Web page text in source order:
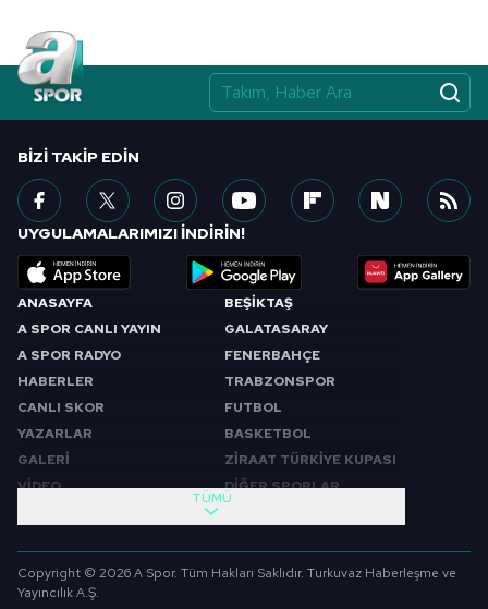
ANASAYFA
A SPOR CANLI YAYIN
A SPOR RADYO
HABERLER
CANLI SKOR
YAZARLAR
GALERİ
VİDEO
BEŞİKTAŞ
GALATASARAY
FENERBAHÇE
TRABZONSPOR
FUTBOL
BASKETBOL
ZİRAAT TÜRKİYE KUPASI
DİĞER SPORLAR
SABAH SPORU
SPOR GÜNDEMİ
FUTBOL
TÜMÜ
BIZI TAKIP EDIN
UYGULAMALARIMIZI İNDİRİN!
Copyright © 2026 A Spor. Tüm Hakları Saklıdır. Turkuvaz Haberleşme ve
Yayıncılık A.Ş.